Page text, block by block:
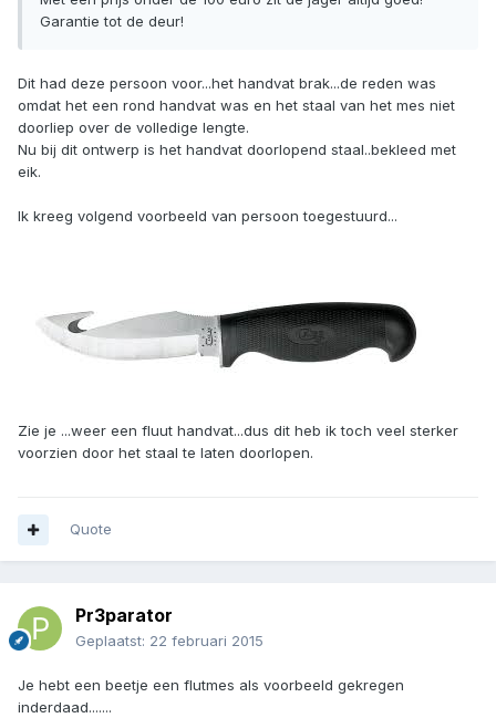
Garantie tot de deur!
Dit had deze persoon voor...het handvat brak...de reden was
omdat het een rond handvat was en het staal van het mes niet
doorliep over de volledige lengte.
Nu bij dit ontwerp is het handvat doorlopend staal..bekleed met
eik.
Ik kreeg volgend voorbeeld van persoon toegestuurd...
Zie je ...weer een fluut handvat...dus dit heb ik toch veel sterker
voorzien door het staal te laten doorlopen.
Quote
Pr3parator
Geplaatst: 22 februari 2015
Je hebt een beetje een flutmes als voorbeeld gekregen
inderdaad.......